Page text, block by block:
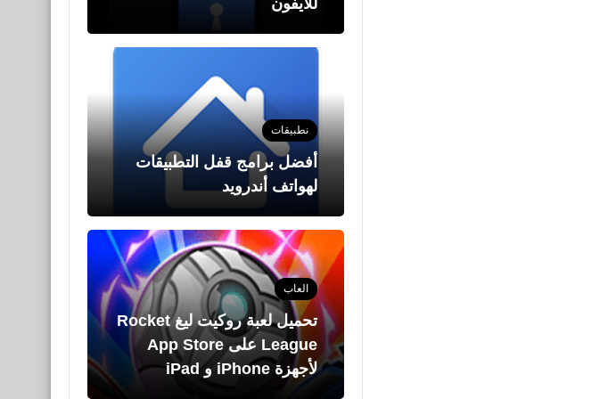
نطبيقات
أفضل برامج قفل التطبيقات
لهواتف أندرويد
العاب
تحميل لعبة روكيت ليغ Rocket
League على App Store
لأجهزة iPhone و iPad